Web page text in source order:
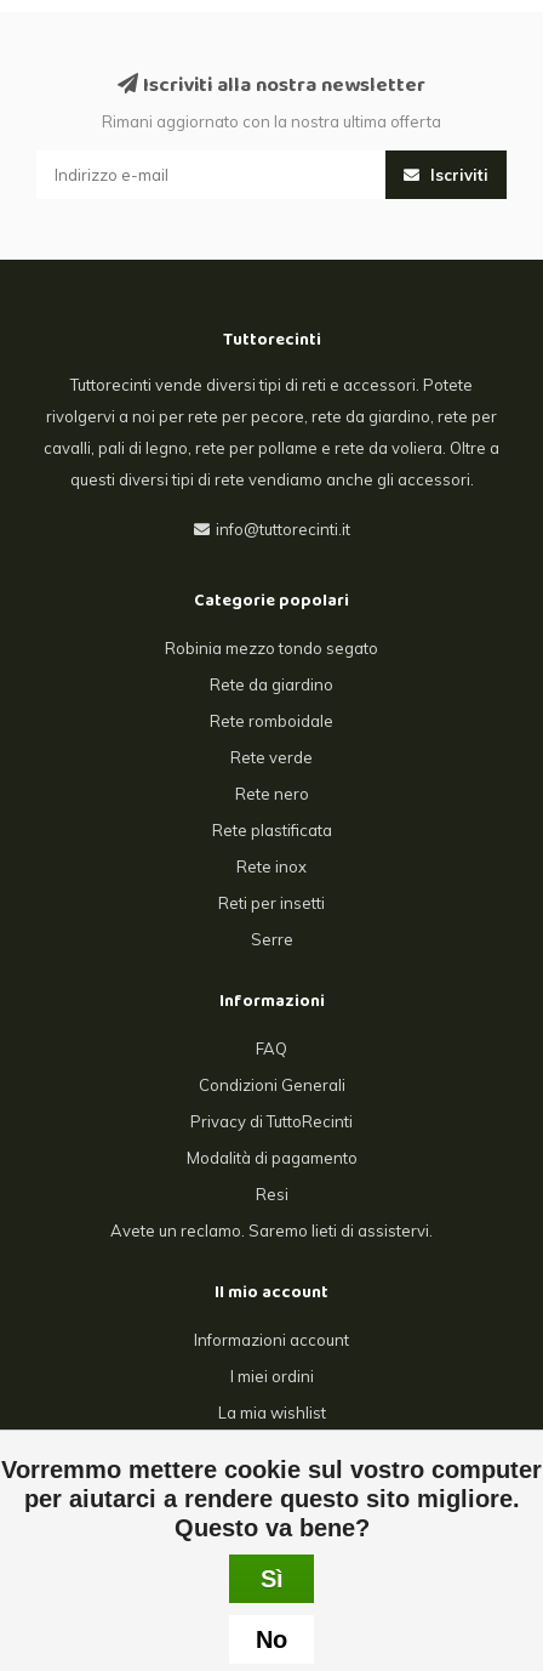
Vorremmo mettere cookie sul vostro computer
per aiutarci a rendere questo sito migliore.
Questo va bene?
Sì
No
Iscriviti alla nostra newsletter
Rimani aggiornato con la nostra ultima offerta
Iscriviti
Tuttorecinti
Tuttorecinti vende diversi tipi di reti e accessori. Potete
rivolgervi a noi per rete per pecore, rete da giardino, rete per
cavalli, pali di legno, rete per pollame e rete da voliera. Oltre a
questi diversi tipi di rete vendiamo anche gli accessori.
info@tuttorecinti.it
Categorie popolari
Robinia mezzo tondo segato
Rete da giardino
Rete romboidale
Rete verde
Rete nero
Rete plastificata
Rete inox
Reti per insetti
Serre
Informazioni
FAQ
Condizioni Generali
Privacy di TuttoRecinti
Modalità di pagamento
Resi
Avete un reclamo. Saremo lieti di assistervi.
Il mio account
Informazioni account
I miei ordini
La mia wishlist
Tutti i prodotti
Dyvelopment